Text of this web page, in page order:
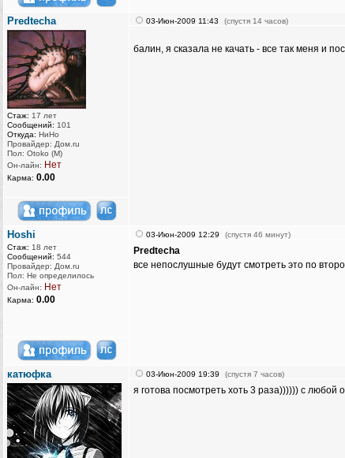
Predtecha
Стаж: 17 лет
Сообщений: 101
Откуда: НиНо
Провайдер: Дом.ru
Пол: Otoko (M)
Он-лайн: Нет
Карма: 0.00
03-Июн-2009 11:43 (спустя 14 часов)
балин, я сказала не качать - все так меня и
Hoshi
Стаж: 18 лет
Сообщений: 544
Провайдер: Дом.ru
Пол: Не определилось
Он-лайн: Нет
Карма: 0.00
03-Июн-2009 12:29 (спустя 46 минут)
Predtecha
все непослушные будут смотреть это по
катюфка 03-Июн-2009 19:39 (спустя 7 часов)
я готова посмотреть хоть 3 раза)))))) с любой